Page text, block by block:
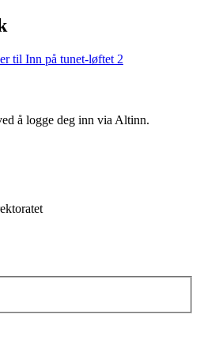
til Inn på tunet-løftet 2
å logge deg inn via Altinn.